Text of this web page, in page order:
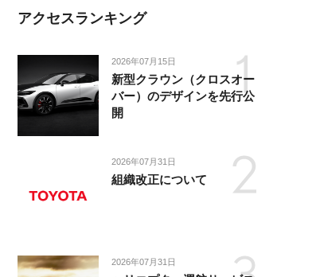
アクセスランキング
2026年07月15日
新型クラウン（クロスオー
バー）のデザインを先行公
開
2026年07月31日
組織改正について
2026年07月31日